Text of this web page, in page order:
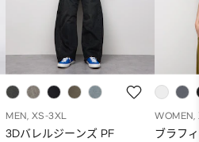
MEN, XS-3XL
3Dバレルジーンズ PF
WOMEN,
ブラフ